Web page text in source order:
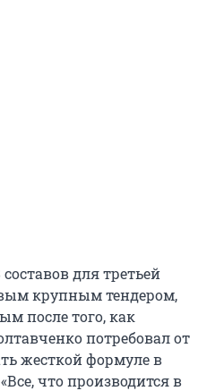
для третьей
крупным тендером,
после того, как
потребовал от
жесткой формуле в
что производится в